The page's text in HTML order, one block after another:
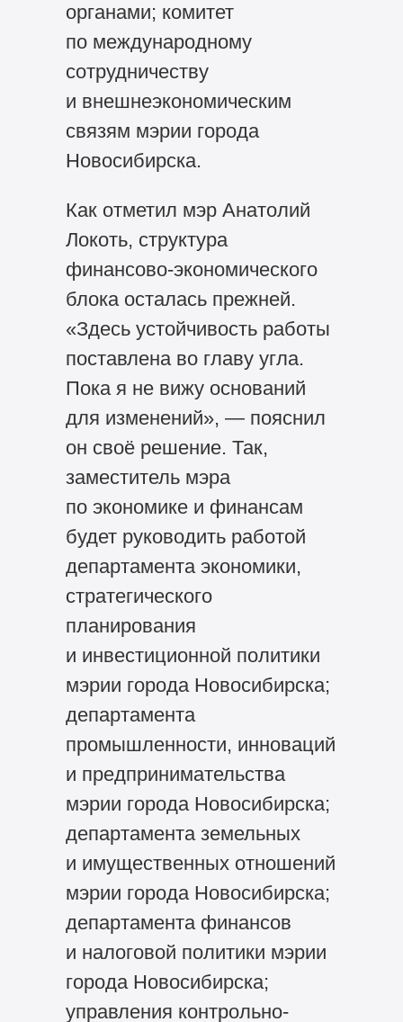
органами; комитет
по международному
сотрудничеству
и внешнеэкономическим
связям мэрии города
Новосибирска.
Как отметил мэр Анатолий
Локоть, структура
финансово-экономического
блока осталась прежней.
«Здесь устойчивость работы
поставлена во главу угла.
Пока я не вижу оснований
для изменений», — пояснил
он своё решение. Так,
заместитель мэра
по экономике и финансам
будет руководить работой
департамента экономики,
стратегического
планирования
и инвестиционной политики
мэрии города Новосибирска;
департамента
промышленности, инноваций
и предпринимательства
мэрии города Новосибирска;
департамента земельных
и имущественных отношений
мэрии города Новосибирска;
департамента финансов
и налоговой политики мэрии
города Новосибирска;
управления контрольно-